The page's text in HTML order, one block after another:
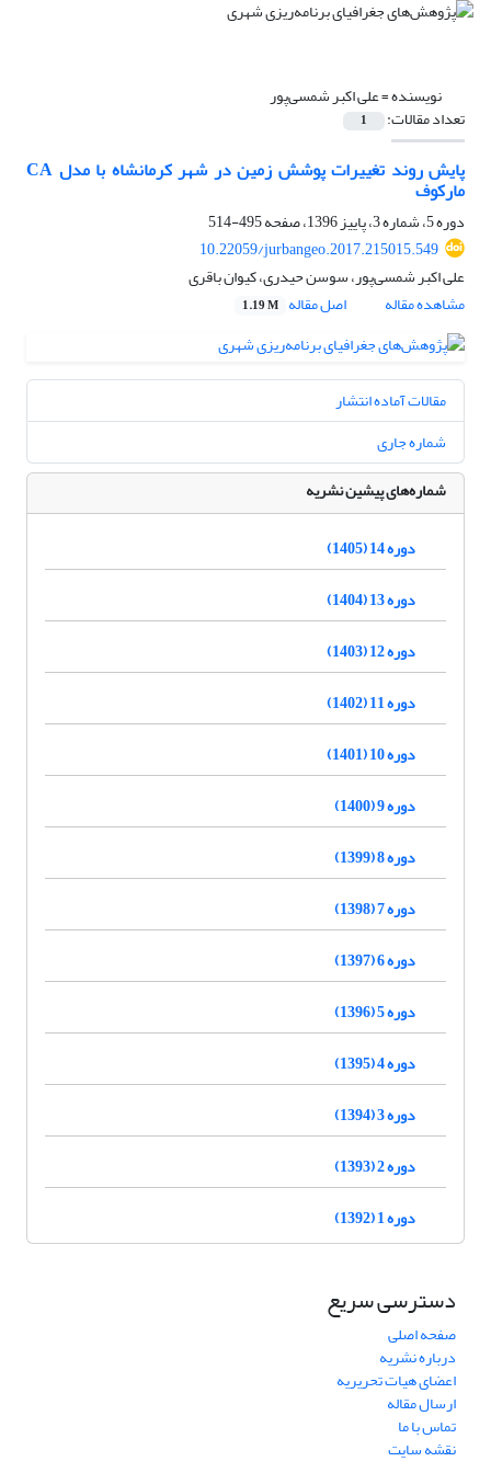
نویسنده =علی اکبر شمسی‌پور
تعداد مقالات: 1
پایش روند تغییرات پوشش زمین در شهر کرمانشاه با مدل CA
مارکوف
دوره 5، شماره 3، پاییز 1396، صفحه
495-514
10.22059/jurbangeo.2017.215015.549
علی اکبر شمسی‌پور، سوسن حیدری، کیوان باقری
مشاهده مقاله
اصل مقاله 1.19 M
مقالات آماده انتشار
شماره جاری
شماره‌های پیشین نشریه
دوره 14 (1405)
دوره 13 (1404)
دوره 12 (1403)
دوره 11 (1402)
دوره 10 (1401)
دوره 9 (1400)
دوره 8 (1399)
دوره 7 (1398)
دوره 6 (1397)
دوره 5 (1396)
دوره 4 (1395)
دوره 3 (1394)
دوره 2 (1393)
دوره 1 (1392)
دسترسی سریع
صفحه اصلی
درباره نشریه
اعضای هیات تحریریه
ارسال مقاله
تماس با ما
نقشه سایت